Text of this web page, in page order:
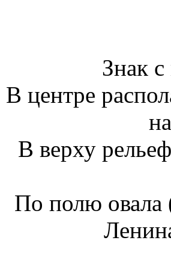
Знак
В центре
В верху
По полю овала